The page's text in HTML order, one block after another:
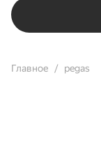
Главное pegas